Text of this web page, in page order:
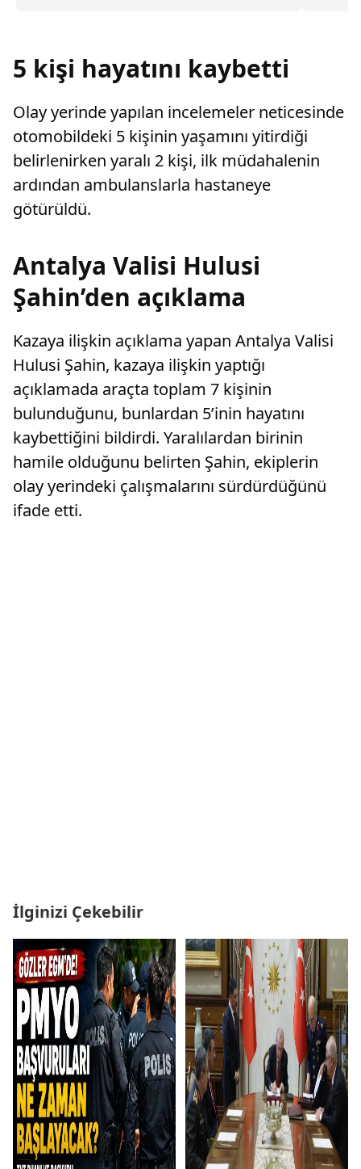
5 kişi hayatını kaybetti
Olay yerinde yapılan incelemeler neticesinde
otomobildeki 5 kişinin yaşamını yitirdiği
belirlenirken yaralı 2 kişi, ilk müdahalenin
ardından ambulanslarla hastaneye
götürüldü.
Antalya Valisi Hulusi
Şahin’den açıklama
Kazaya ilişkin açıklama yapan Antalya Valisi
Hulusi Şahin, kazaya ilişkin yaptığı
açıklamada araçta toplam 7 kişinin
bulunduğunu, bunlardan 5’inin hayatını
kaybettiğini bildirdi. Yaralılardan birinin
hamile olduğunu belirten Şahin, ekiplerin
olay yerindeki çalışmalarını sürdürdüğünü
ifade etti.
İlginizi Çekebilir